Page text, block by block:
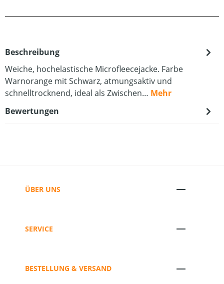
Beschreibung
Weiche, hochelastische Microfleecejacke. Farbe
Warnorange mit Schwarz, atmungsaktiv und
schnelltrocknend, ideal als Zwischen… Mehr
Bewertungen
ÜBER UNS
SERVICE
BESTELLUNG & VERSAND